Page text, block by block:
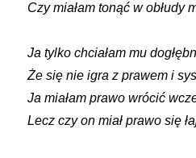
Czy miałam tonąć w obłudy
Ja tylko chciałam mu
Że się nie igra z prawem i
Ja miałam prawo wrócić
Lecz czy on miał prawo się